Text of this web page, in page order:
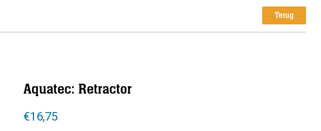
Terug
Aquatec: Retractor
€16,75